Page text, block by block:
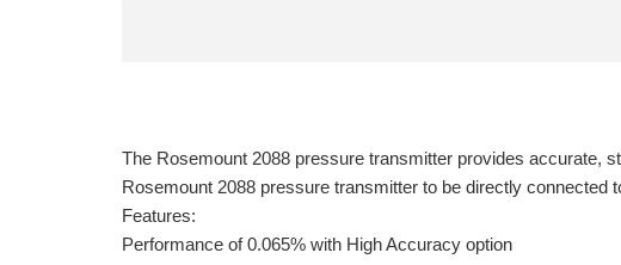
The Rosemount 2088 pressure transmitter provides accurate,
Rosemount 2088 pressure transmitter to be directly
Features:
Performance of 0.065% with High Accuracy option